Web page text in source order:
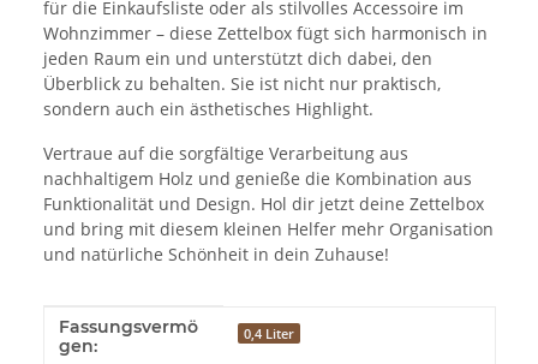
für die Einkaufsliste oder als stilvolles Accessoire im
Wohnzimmer – diese Zettelbox fügt sich harmonisch in
jeden Raum ein und unterstützt dich dabei, den
Überblick zu behalten. Sie ist nicht nur praktisch,
sondern auch ein ästhetisches Highlight.
Vertraue auf die sorgfältige Verarbeitung aus
nachhaltigem Holz und genieße die Kombination aus
Funktionalität und Design. Hol dir jetzt deine Zettelbox
und bring mit diesem kleinen Helfer mehr Organisation
und natürliche Schönheit in dein Zuhause!
Produkteigenschaft
Wert
Fassungsvermö
gen:
0,4 Liter